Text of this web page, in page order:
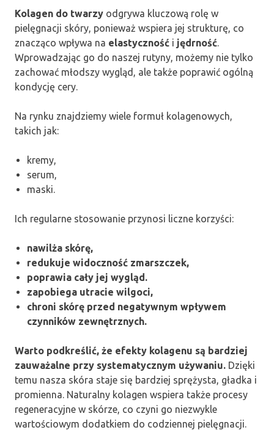
Kolagen do twarzy odgrywa kluczową rolę w
pielęgnacji skóry, ponieważ wspiera jej strukturę, co
znacząco wpływa na elastyczność i jędrność.
Wprowadzając go do naszej rutyny, możemy nie tylko
zachować młodszy wygląd, ale także poprawić ogólną
kondycję cery.
Na rynku znajdziemy wiele formuł kolagenowych,
takich jak:
kremy,
serum,
maski.
Ich regularne stosowanie przynosi liczne korzyści:
nawilża skórę,
redukuje widoczność zmarszczek,
poprawia cały jej wygląd.
zapobiega utracie wilgoci,
chroni skórę przed negatywnym wpływem
czynników zewnętrznych.
Warto podkreślić, że efekty kolagenu są bardziej
zauważalne przy systematycznym używaniu. Dzięki
temu nasza skóra staje się bardziej sprężysta, gładka i
promienna. Naturalny kolagen wspiera także procesy
regeneracyjne w skórze, co czyni go niezwykle
wartościowym dodatkiem do codziennej pielęgnacji.